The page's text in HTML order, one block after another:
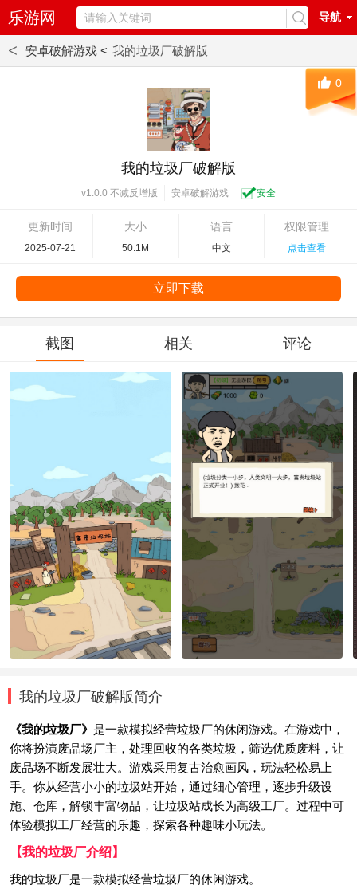
乐游网 导航
< 安卓破解游戏 < 我的垃圾厂破解版
我的垃圾厂破解版
v1.0.0 不减反增版 安卓破解游戏 安全
更新时间
2025-07-21
大小
50.1M
语言
中文
权限管理
点击查看
0
立即下载
截图 相关 评论
我的垃圾厂破解版简介
《我的垃圾厂》 是一款模拟经营垃圾厂的休闲游戏。在游戏中，
你将扮演废品场厂主，处理回收的各类垃圾，筛选优质废料，让
废品场不断发展壮大。游戏采用复古治愈画风，玩法轻松易上
手。你从经营小小的垃圾站开始，通过细心管理，逐步升级设
施、仓库，解锁丰富物品，让垃圾站成长为高级工厂。过程中可
体验模拟工厂经营的乐趣，探索各种趣味小玩法。
【我的垃圾厂介绍】
我的垃圾厂是一款模拟经营垃圾厂的休闲游戏。